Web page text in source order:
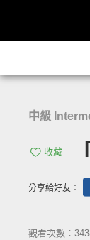
中級
收藏
分享給好友：
觀看次數：